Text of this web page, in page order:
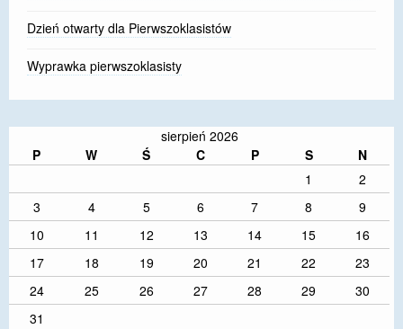
Dzień otwarty dla Pierwszoklasistów
Wyprawka pierwszoklasisty
sierpień 2026
P
W Ś C P S
N
1
2
3
4 5 6 7 8
9
10
11 12 13 14 15
16
17
18 19 20 21 22
23
24
25 26 27 28 29
30
31